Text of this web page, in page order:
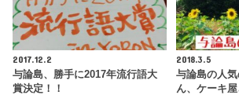
2017.12.2
与論島、勝手に2017年流行語大
賞決定！！
2018.3.5
与論島の人
ん、ケーキ